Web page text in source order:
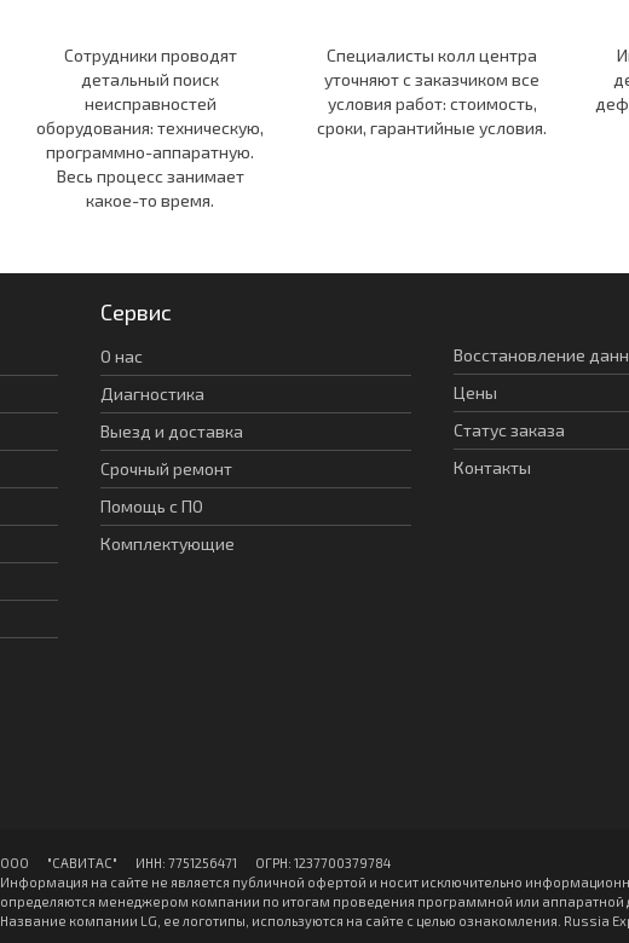
Сотрудники проводят
детальный поиск
неисправностей
оборудования: техническую,
программно-аппаратную.
Весь процесс занимает
какое-то время.
Специалисты колл центра
уточняют c заказчиком все
условия работ: стоимость,
сроки, гарантийные условия.
Сервис
О нас
Диагностика
Выезд и доставка
Срочный ремонт
Помощь с ПО
Комплектующие
Восстановление
Цены
Статус заказа
Контакты
ООО "CАВИТAC" ИНН: 7751256471 ОГPН: 1237700379784
Информация на сайте не является публичной офертой и носит исключительно
определяются менеджером компании по итогам проведения программной или аппаратной
Название компании LG, ее логотипы, используются на сайте с целью ознакомления. Russia